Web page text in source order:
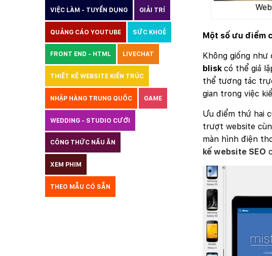
Một số ưu điểm
Không giống
blisk có thể giả
thể tương tác
gian trong việc
Ưu điểm thứ hai
trượt website
màn hình điện
kế website SEO
VIỆC LÀM - TUYỂN DỤNG GIẢI TRÍ
QUẢNG CÁO YOUTUBE SỨC KHOẺ
FRONT END - HTML LIVECHAT
THIẾT KẾ WEBSITE KIẾN TRÚC
NHẬP HÀNG TRUNG QUỐC GAME
WEDDING - STUDIO CƯỚI
CÔNG THỨC NẤU ĂN
XEM PHIM
THEO MẪU CÓ SẴN